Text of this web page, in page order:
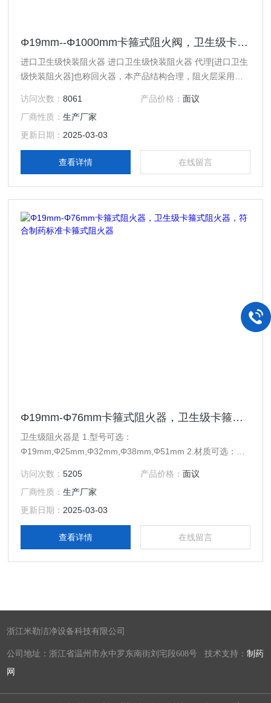
Φ19mm--Φ1000mm卡箍式阻火阀，卫生级卡箍式阻火器，304不锈钢卫生级卡箍式阻火器
进口卫生级快装阻火器 进口卫生级快装阻火器 代理[进口卫生
级快装阻火器]也称回火器，本产品结构合理，阻火层采用不
户要求，采用不同材质从而满足各种管道工艺需求。
访问次数：8061 产品价格： 面议
厂商性质：生产厂家
更新日期： 2025-03-03
查看详情 在线留言
Φ19mm-Φ76mm卡箍式阻火器，卫生级卡箍式阻火器，符合制药标准卡箍式阻火器
卫生级阻火器是 1.型号可选：
Φ19mm,Φ25mm,Φ32mm,Φ38mm,Φ51mm 2.材质可选：
访问次数：5205 产品价格： 面议
厂商性质：生产厂家
更新日期： 2025-03-03
查看详情 在线留言
浙江米勒洁净设备科技有限公司
公司地址：浙江省温州市永中罗东南街刘宅段608号 技术支持：制药
网